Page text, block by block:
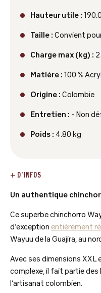
Hauteur utile : 190.0
Taille : Convient
Charge max (kg) :
Matière : 100 %
Origine : Colombie
Entretien : - Non
Poids : 4.80 kg
+ D'INFOS
Un authentique
Ce superbe chinchorro
d’exception entièrement
Wayuu de la Guajira, au
Avec ses dimensions
complexe, il fait partie des
l’artisanat colombien.